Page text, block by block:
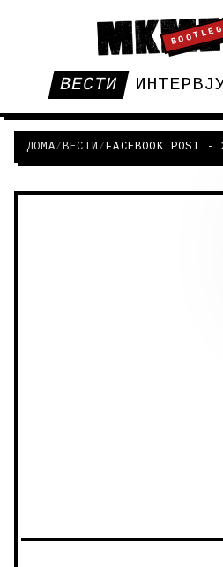
ВЕСТИ
ДОМА/ВЕСТИ /FACEBOOK POST